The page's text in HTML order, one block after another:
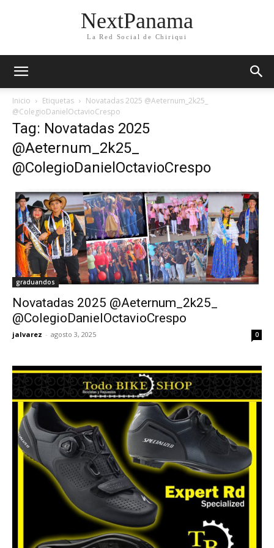
NextPanama
La Red Social de Chiriqui
Inicio Etiquetas
Novatadas 2025 @Aeternum_2k25_
@ColegioDanielOctavioCrespo
Tag: Novatadas 2025
@Aeternum_2k25_
@ColegioDanielOctavioCrespo
graduandos
Novatadas 2025 @Aeternum_2k25_
@ColegioDanielOctavioCrespo
jalvarez - agosto 3, 2025 0